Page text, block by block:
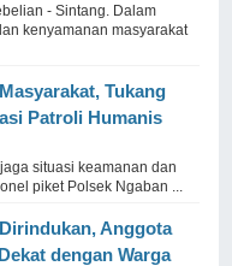
- Sintang. Dalam
kenyamanan masyarakat
Tukang
Patroli Humanis
situasi keamanan dan
piket Polsek Ngaban ...
Anggota
dengan Warga